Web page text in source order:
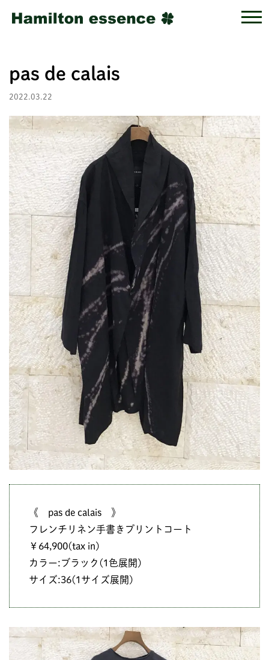
pas de calais
2022.03.22
《 pas de calais 》
フレンチリネン手書きプリントコート
￥64,900(tax in)
カラー:ブラック(1色展開)
サイズ:36(1サイズ展開)